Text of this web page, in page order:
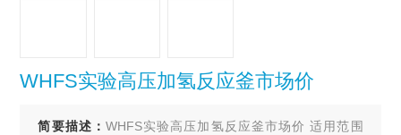
WHFS实验高压加氢反应釜市场价
简要描述： WHFS实验高压加氢反应釜市场价 适用范围